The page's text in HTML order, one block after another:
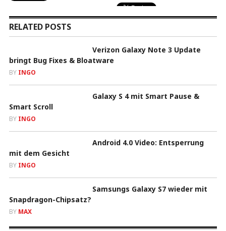
RELATED POSTS
Verizon Galaxy Note 3 Update
bringt Bug Fixes & Bloatware
BY INGO
Galaxy S 4 mit Smart Pause &
Smart Scroll
BY INGO
Android 4.0 Video: Entsperrung
mit dem Gesicht
BY INGO
Samsungs Galaxy S7 wieder mit
Snapdragon-Chipsatz?
BY MAX